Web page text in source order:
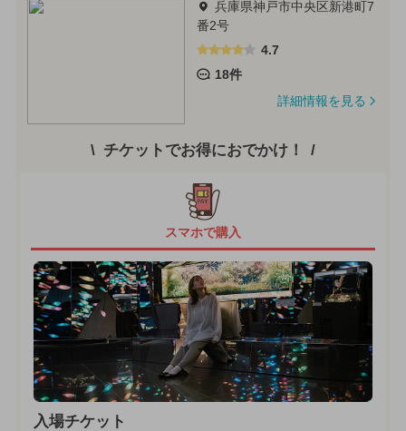
兵庫県神戸市中央区新港町7
番2号
4.7
18件
詳細情報を見る
チケットでお得におでかけ！
スマホで購入
入場チケット